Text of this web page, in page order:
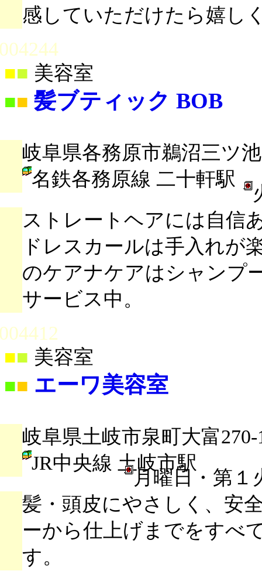
感していただけたら嬉し
■ 美容室
■■ 髪ブティック BOB
岐阜県各務原市鵜沼三ツ
名鉄各務原線 二十軒駅
ストレートヘアには自信
ドレスカールは手入れが
のケアナケアはシャンプ
サービス中。
■ 美容室
■■ エーワ美容室
岐阜県土岐市泉町大富270-
JR中央線 土岐市駅
月曜日・第１
髪・頭皮にやさしく、安
ーから仕上げまでをすべ
す。